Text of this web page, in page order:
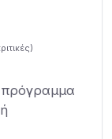
πρόγραμμα